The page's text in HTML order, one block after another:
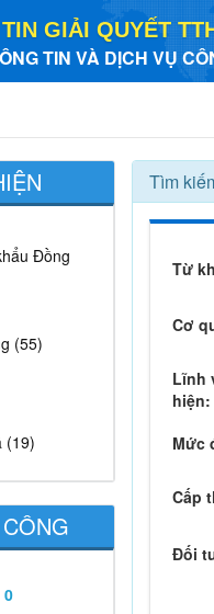
GIẢI QUYẾT
TIN VÀ DỊCH VỤ
Đồng
(55)
(19)
0
Tìm
Từ
Cơ
Lĩnh
hiện:
Mức
Cấp
Đối